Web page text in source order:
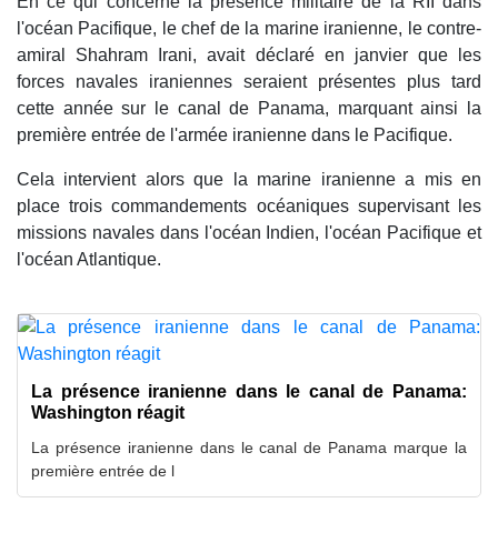
l'océan Pacifique, le chef de la marine iranienne, le contre-
amiral Shahram Irani, avait déclaré en janvier que les
forces navales iraniennes seraient présentes plus tard
cette année sur le canal de Panama, marquant ainsi la
première entrée de l'armée iranienne dans le Pacifique.
Cela intervient alors que la marine iranienne a mis en
place trois commandements océaniques supervisant les
missions navales dans l'océan Indien, l'océan Pacifique et
l'océan Atlantique.
La présence iranienne dans le canal de Panama:
Washington réagit
La présence iranienne dans le canal de Panama marque la
première entrée de l